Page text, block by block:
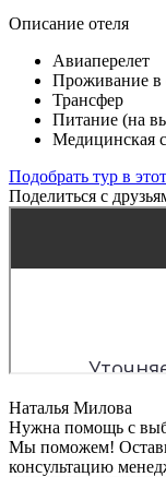
Описание отеля
Авиаперелет
Проживание в
Трансфер
Питание (на
Медицинская
Подобрать тур в
Поделиться с
Наталья Милова
Нужна помощь с
Мы поможем!
консультацию